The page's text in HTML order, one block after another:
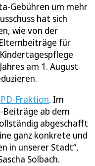
Gebühren um mehr
hat sich
wie von der
für
am 1. August
Fraktion. Im
ab dem
abgeschafft
ganz konkrete und
in unserer Stadt“,
Solbach.